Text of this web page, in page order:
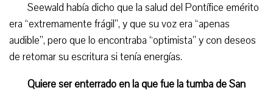
Seewald había dicho que la salud del Pontífice emérito
era “extremamente frágil”, y que su voz era “apenas
audible”, pero que lo encontraba “optimista” y con deseos
de retomar su escritura si tenía energías.
Quiere ser enterrado en la que fue la tumba de San